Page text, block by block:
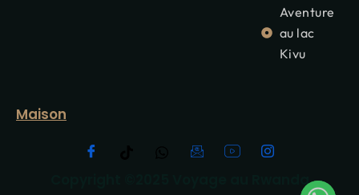
Aventure
au lac
Kivu
Maison
Copyright ©2025 Voyage au Rwanda